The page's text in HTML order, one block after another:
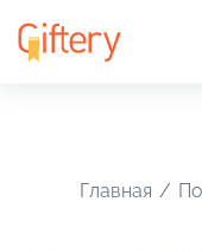
Главная /